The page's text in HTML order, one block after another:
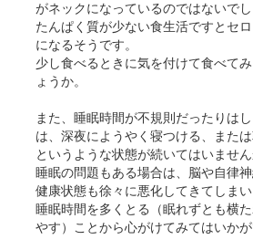
がネックになっているのではないでし
たんぱく質が少ない食生活ですとセ
になるそうです。
少し食べるときに気を付けて食べて
ょうか。
また、睡眠時間が不規則だったりは
は、深夜にようやく寝つける、また
というような状態が続いてはいません
睡眠の問題もある場合は、脳や自律神
健康状態も徐々に悪化してきてしまい
睡眠時間を多くとる（眠れずとも横
やす）ことから心がけてみてはいかが